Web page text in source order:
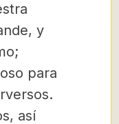
y
para
así